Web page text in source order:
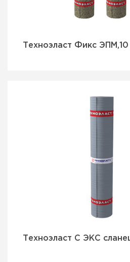
Техноэласт Фикс ЭПМ,10
Техноэласт С ЭКС